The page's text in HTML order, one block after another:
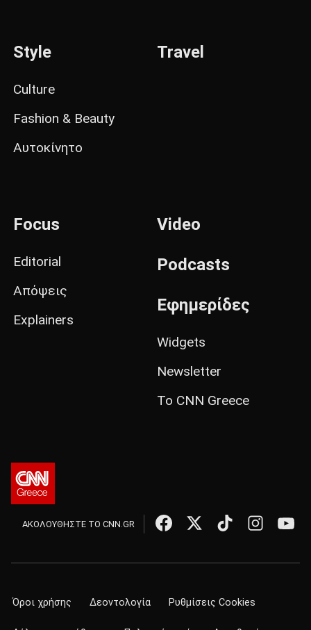
Style
Culture
Fashion & Beauty
Αυτοκίνητο
Travel
Focus
Editorial
Απόψεις
Explainers
Video
Podcasts
Εφημερίδες
Widgets
Newsletter
Το CNN Greece
ΑΚΟΛΟΥΘΗΣΤΕ ΤΟ CNN.GR
Όροι χρήσης Δεοντολογία Ρυθμίσεις Cookies